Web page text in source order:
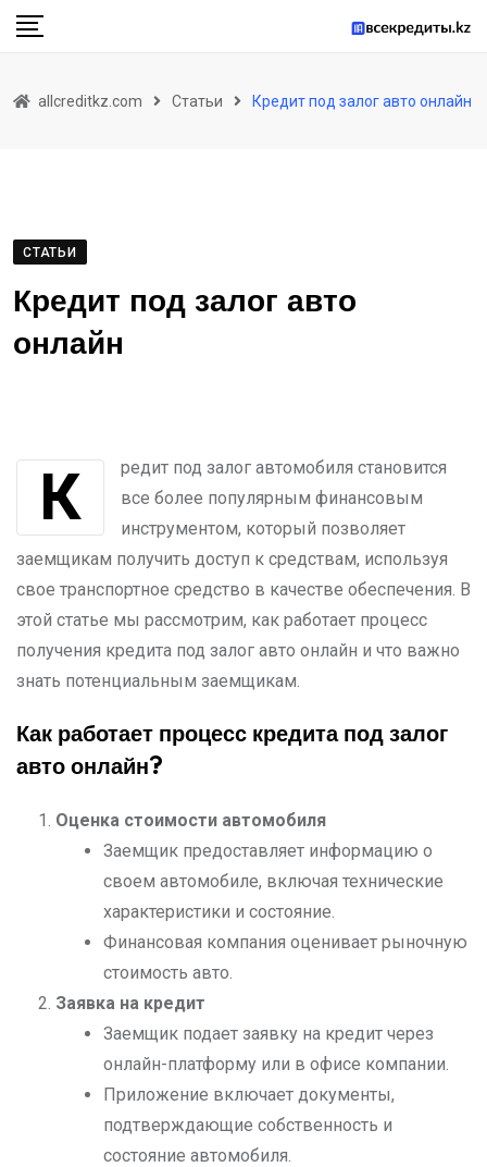
Skip
allcreditkz.com Статьи Кредит под залог авто онлайн
СТАТЬИ
Кредит под залог авто
онлайн
Кредит под залог автомобиля становится
все более популярным финансовым
инструментом, который позволяет
заемщикам получить доступ к средствам, используя
свое транспортное средство в качестве обеспечения. В
этой статье мы рассмотрим, как работает процесс
получения кредита под залог авто онлайн и что важно
знать потенциальным заемщикам.
Как работает процесс кредита под залог
авто онлайн?
Оценка стоимости автомобиля
Заемщик предоставляет информацию о
своем автомобиле, включая технические
характеристики и состояние.
Финансовая компания оценивает рыночную
стоимость авто.
Заявка на кредит
Заемщик подает заявку на кредит через
онлайн-платформу или в офисе компании.
Приложение включает документы,
подтверждающие собственность и
состояние автомобиля.